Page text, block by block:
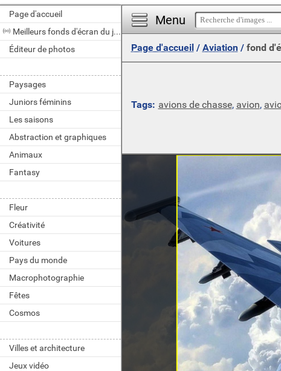
Page d'accueil
Meilleurs fonds d'écran du jour
Éditeur de photos
Paysages
Juniors féminins
Les saisons
Abstraction et graphiques
Animaux
Fantasy
Fleur
Créativité
Voitures
Pays du monde
Macrophotographie
Fêtes
Cosmos
Villes et architecture
Jeux vidéo
Menu
Page d'accueil/ Aviation/ fond
Tags: avions de chasse, avion,